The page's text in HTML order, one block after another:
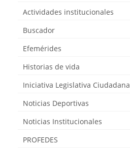
Actividades institucionales
Buscador
Efemérides
Historias de vida
Iniciativa Legislativa Ciudadana
Noticias Deportivas
Noticias Institucionales
PROFEDES